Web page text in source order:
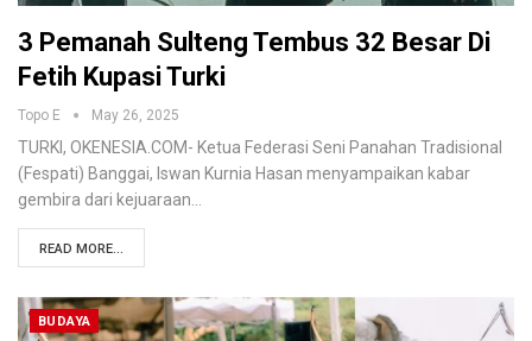
3 Pemanah Sulteng Tembus 32 Besar Di
Fetih Kupasi Turki
Topo E May 26, 2025
TURKI, OKENESIA.COM- Ketua Federasi Seni Panahan Tradisional
(Fespati) Banggai, Iswan Kurnia Hasan menyampaikan kabar
gembira dari kejuaraan…
READ MORE...
BUDAYA